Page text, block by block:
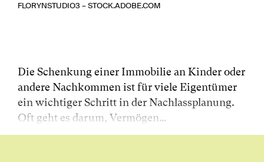
FLORYNSTUDIO3 – STOCK.ADOBE.COM
Die Schenkung einer Immobilie an Kinder oder
andere Nachkommen ist für viele Eigentümer
ein wichtiger Schritt in der Nachlassplanung.
Oft geht es darum, Vermögen…